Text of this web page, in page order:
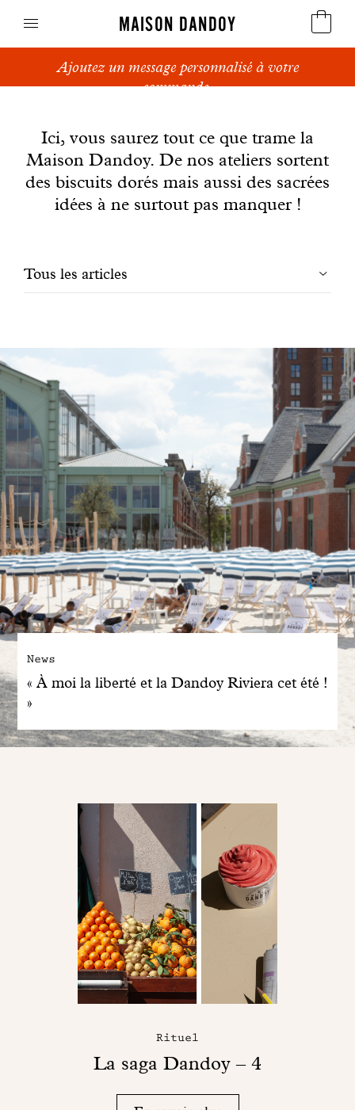
MAISON DANDOY
Speculoos
Pains sucrés
Gâteaux
Manifesto
Dandoy Family
Boutiques
Mon compte
E-Shop
Ajoutez un message personnalisé à votre
commande.
Ici, vous saurez tout ce que trame la
Maison Dandoy. De nos ateliers sortent
des biscuits dorés mais aussi des sacrées
idées à ne surtout pas manquer !
Filtrer
Tous les articles
News
« À moi la liberté et la Dandoy Riviera cet été !
»
Rituel
La saga Dandoy – 4